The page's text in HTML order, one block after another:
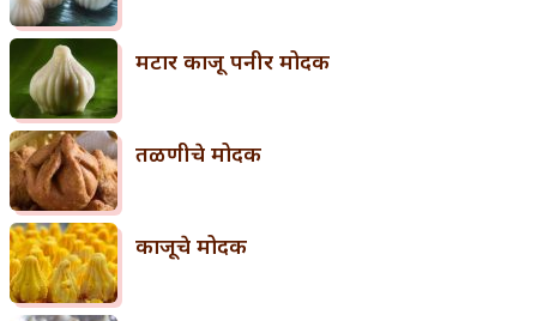
मटार काजू पनीर मोदक
तळणीचे मोदक
काजूचे मोदक